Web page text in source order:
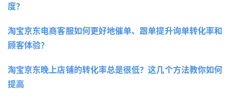
度？
淘宝京东电商客服如何更好地催单、跟单提升询单转化率和
顾客体验？
淘宝京东晚上店铺的转化率总是很低？这几个方法教你如何
提高